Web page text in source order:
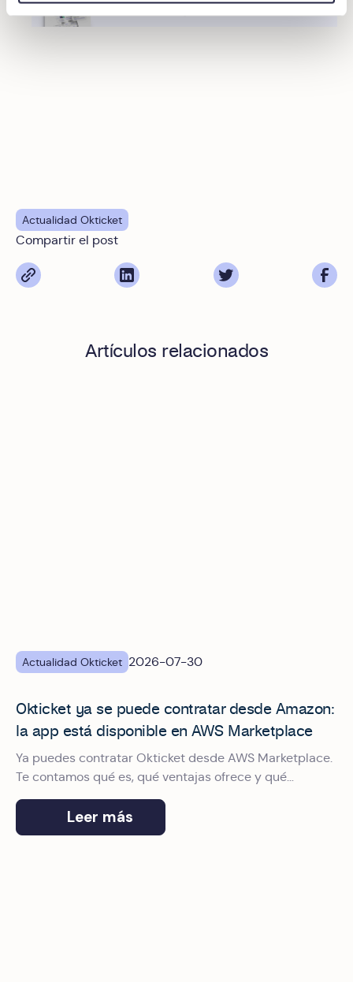
Compartir el post
Actualidad Okticket
Artículos relacionados
Actualidad Okticket 2026-07-30
Okticket ya se puede contratar desde Amazon:
la app está disponible en AWS Marketplace
Ya puedes contratar Okticket desde AWS Marketplace.
Te contamos qué es, qué ventajas ofrece y qué
garantías aporta a tu gestión de gastos de viaje
profesionales.Leer más